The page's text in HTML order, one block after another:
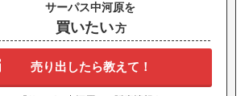
サーパス中河原を
買いたい方
売り出したら教えて！